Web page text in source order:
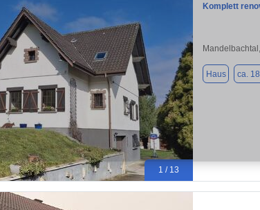
1 / 13
Komplett
Haus ca.